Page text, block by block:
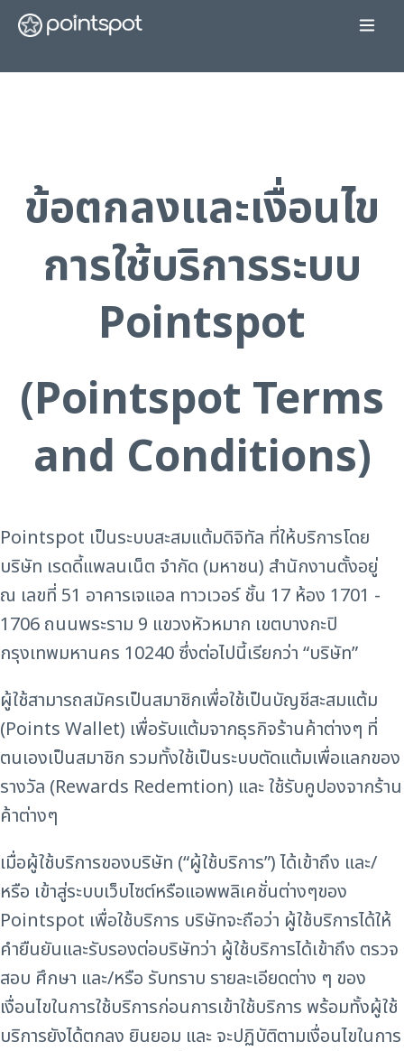
ข้อตกลงและเงื่อนไข
การใช้บริการระบบ
Pointspot
(Pointspot Terms
and Conditions)
Pointspot เป็นระบบสะสมแต้มดิจิทัล ที่ให้บริการโดย
บริษัท เรดดี้แพลนเน็ต จำกัด (มหาชน) สำนักงานตั้งอยู่
ณ เลขที่ 51 อาคารเจแอล ทาวเวอร์ ชั้น 17 ห้อง 1701 -
1706 ถนนพระราม 9 แขวงหัวหมาก เขตบางกะปิ
กรุงเทพมหานคร 10240 ซึ่งต่อไปนี้เรียกว่า “บริษัท”
ผู้ใช้สามารถสมัครเป็นสมาชิกเพื่อใช้เป็นบัญชีสะสมแต้ม
(Points Wallet) เพื่อรับแต้มจากธุรกิจร้านค้าต่างๆ ที่
ตนเองเป็นสมาชิก รวมทั้งใช้เป็นระบบตัดแต้มเพื่อแลกของ
รางวัล (Rewards Redemtion) และ ใช้รับคูปองจากร้าน
ค้าต่างๆ
เมื่อผู้ใช้บริการของบริษัท (“ผู้ใช้บริการ”) ได้เข้าถึง และ/
หรือ เข้าสู่ระบบเว็บไซต์หรือแอพพลิเคชั่นต่างๆของ
Pointspot เพื่อใช้บริการ บริษัทจะถือว่า ผู้ใช้บริการได้ให้
คำยืนยันและรับรองต่อบริษัทว่า ผู้ใช้บริการได้เข้าถึง ตรวจ
สอบ ศึกษา และ/หรือ รับทราบ รายละเอียดต่าง ๆ ของ
เงื่อนไขในการใช้บริการก่อนการเข้าใช้บริการ พร้อมทั้งผู้ใช้
บริการยังได้ตกลง ยินยอม และ จะปฏิบัติตามเงื่อนไขในการ